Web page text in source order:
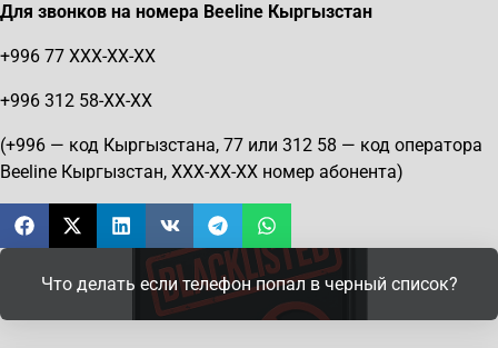
Для звонков на номера Beeline Кыргызстан
+996 77 XXX-XX-XХ
+996 312 58-XX-XX
(+996 — код Кыргызстана, 77 или 312 58 — код оператора
Beeline Кыргызстан, ХХХ-ХХ-ХХ номер абонента)
Что делать если телефон попал в черный список?